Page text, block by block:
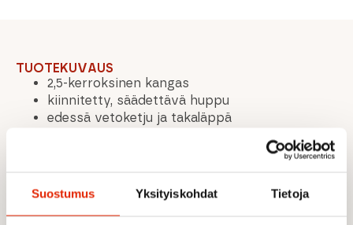
Suostumus Yksityiskohdat Tietoja
TUOTEKUVAUS
2,5-kerroksinen kangas
kiinnitetty, säädettävä huppu
edessä vetoketju ja takaläppä
2 peitettyä vetoketjullista etutaskua
taskujen kautta